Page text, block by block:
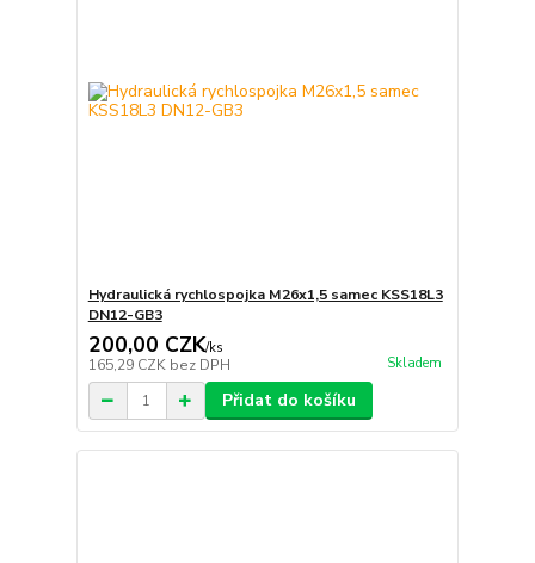
Hydraulická rychlospojka M26x1,5 samec KSS18L3
DN12-GB3
200,00 CZK/ks
165,29 CZK bez DPH Skladem
Přidat do košíku